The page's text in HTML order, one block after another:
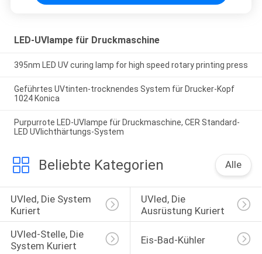
LED-UVlampe für Druckmaschine
395nm LED UV curing lamp for high speed rotary printing press
Geführtes UVtinten-trocknendes System für Drucker-Kopf
1024 Konica
Purpurrote LED-UVlampe für Druckmaschine, CER Standard-
LED UVlichthärtungs-System
Beliebte Kategorien Alle
UVled, Die System
Kuriert
UVled, Die
Ausrüstung Kuriert
UVled-Stelle, Die
System Kuriert
Eis-Bad-Kühler